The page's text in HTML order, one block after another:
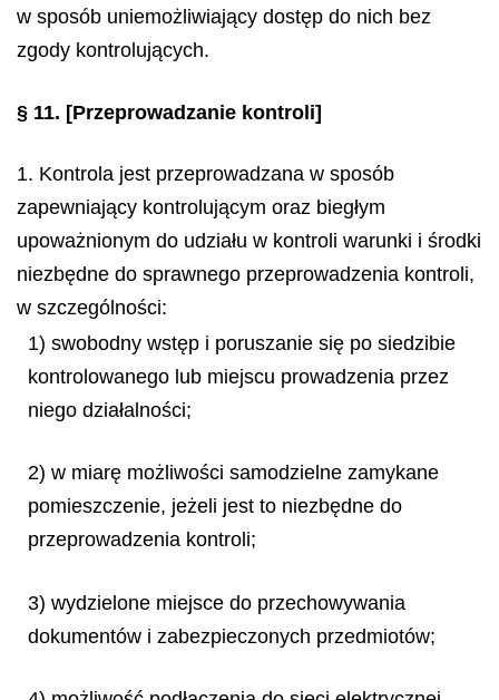
w sposób uniemożliwiający dostęp do nich bez
zgody kontrolujących.
§ 11. [Przeprowadzanie kontroli]
1. Kontrola jest przeprowadzana w sposób
zapewniający kontrolującym oraz biegłym
upoważnionym do udziału w kontroli warunki i środki
niezbędne do sprawnego przeprowadzenia kontroli,
w szczególności:
1) swobodny wstęp i poruszanie się po siedzibie
kontrolowanego lub miejscu prowadzenia przez
niego działalności;
2) w miarę możliwości samodzielne zamykane
pomieszczenie, jeżeli jest to niezbędne do
przeprowadzenia kontroli;
3) wydzielone miejsce do przechowywania
dokumentów i zabezpieczonych przedmiotów;